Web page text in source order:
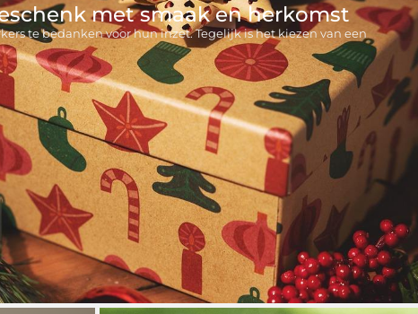
met smaak en herkomst
te bedanken voor hun inzet. Tegelijk is het kiezen van een